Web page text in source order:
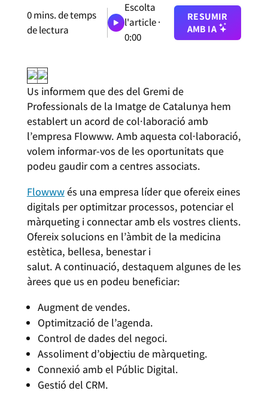
0mins. de temps
de lectura
Escolta
l'article ·
0:00
RESUMIR
AMB IA
Us informem que des del Gremi de
Professionals de la Imatge de Catalunya hem
establert un acord de col·laboració amb
l’empresa Flowww. Amb aquesta col·laboració,
volem informar-vos de les oportunitats que
podeu gaudir com a centres associats.
Flowwwés una empresa líder que ofereix eines
digitals per optimitzar processos, potenciar el
màrqueting i connectar amb els vostres clients.
Ofereix solucions en l’àmbit de la medicina
estètica, bellesa, benestar i
salut. A continuació, destaquem algunes de les
àrees que us en podeu beneficiar:
Augment de vendes.
Optimització de l’agenda.
Control de dades del negoci.
Assoliment d’objectiu de màrqueting.
Connexió amb el Públic Digital.
Gestió del CRM.